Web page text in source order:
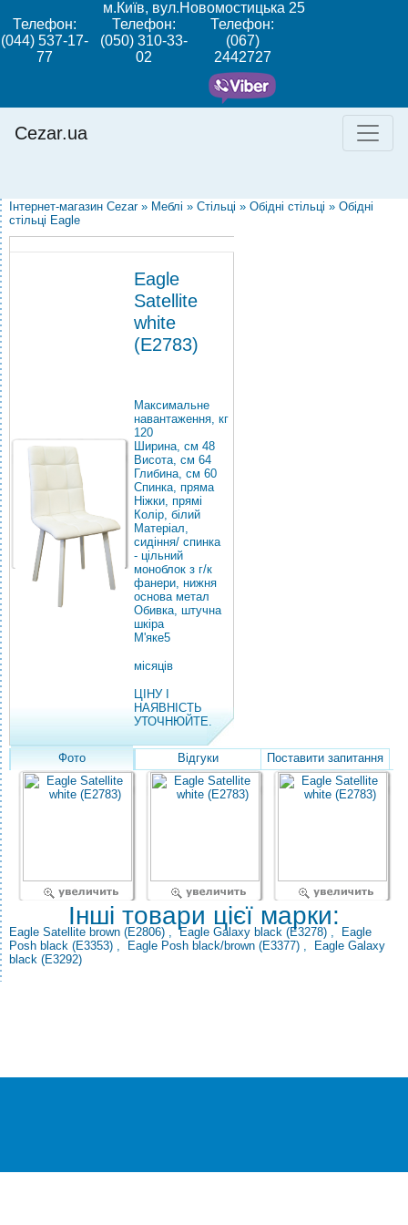
м.Київ, вул.Новомостицька 25
Телефон:
(044) 537-17-
77
Телефон:
(050) 310-33-
02
Телефон:
(067)
2442727
Cezar.ua
Інтернет-магазин Cezar » Меблі » Стільці » Обідні стільці » Обідні
стільці Eagle
Eagle
Satellite
white
(E2783)
Максимальне
навантаження, кг
120
Ширина, см 48
Висота, см 64
Глибина, см 60
Спинка, пряма
Ніжки, прямі
Колір, білий
Матеріал,
сидіння/ спинка
- цільний
моноблок з г/к
фанери, нижня
основа метал
Обивка, штучна
шкіра
М'яке5
місяців
ЦІНУ І
НАЯВНІСТЬ
УТОЧНЮЙТЕ.
Фото Відгуки Поставити запитання
Інші товари цієї марки:
Eagle Satellite brown (E2806) ,Eagle Galaxy black (E3278) ,
Eagle
Posh black (E3353) , Eagle Posh black/brown (E3377) ,
Eagle Galaxy
black (E3292)